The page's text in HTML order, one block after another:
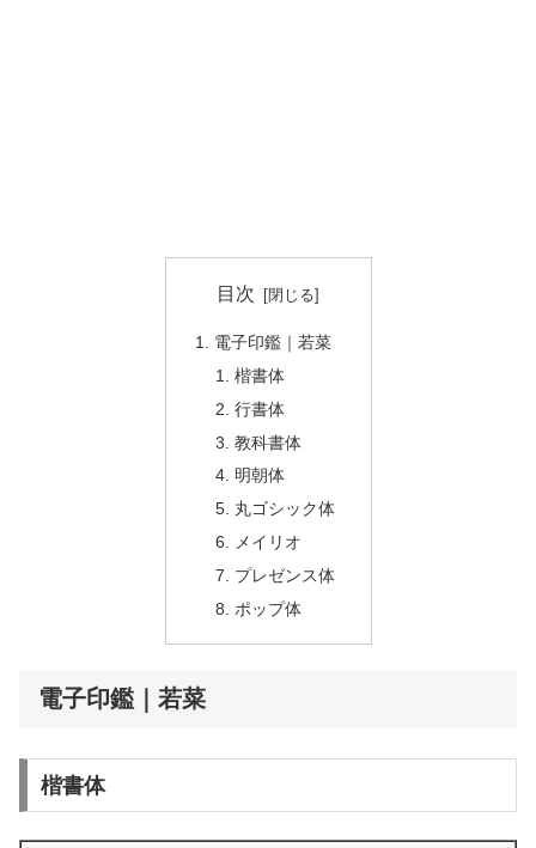
目次
電子印鑑｜若菜
楷書体
行書体
教科書体
明朝体
丸ゴシック体
メイリオ
プレゼンス体
ポップ体
電子印鑑｜若菜
楷書体